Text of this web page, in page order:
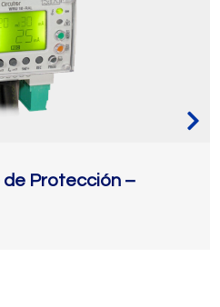
de Protección –